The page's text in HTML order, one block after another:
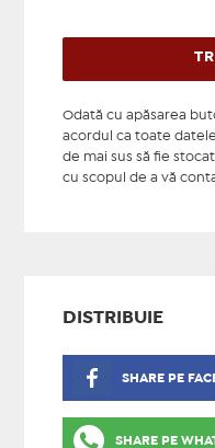
Odată cu apăsarea
acordul ca toate
de mai sus să fie
cu scopul de a vă
DISTRIBUIE
SHARE PE
SHARE PE